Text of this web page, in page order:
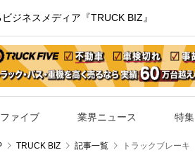
ジネスメディア『TRUCK BIZ』
ァイブ 業界ニュース 特集
TRUCK BIZ 記事一覧 トラックブレーキ